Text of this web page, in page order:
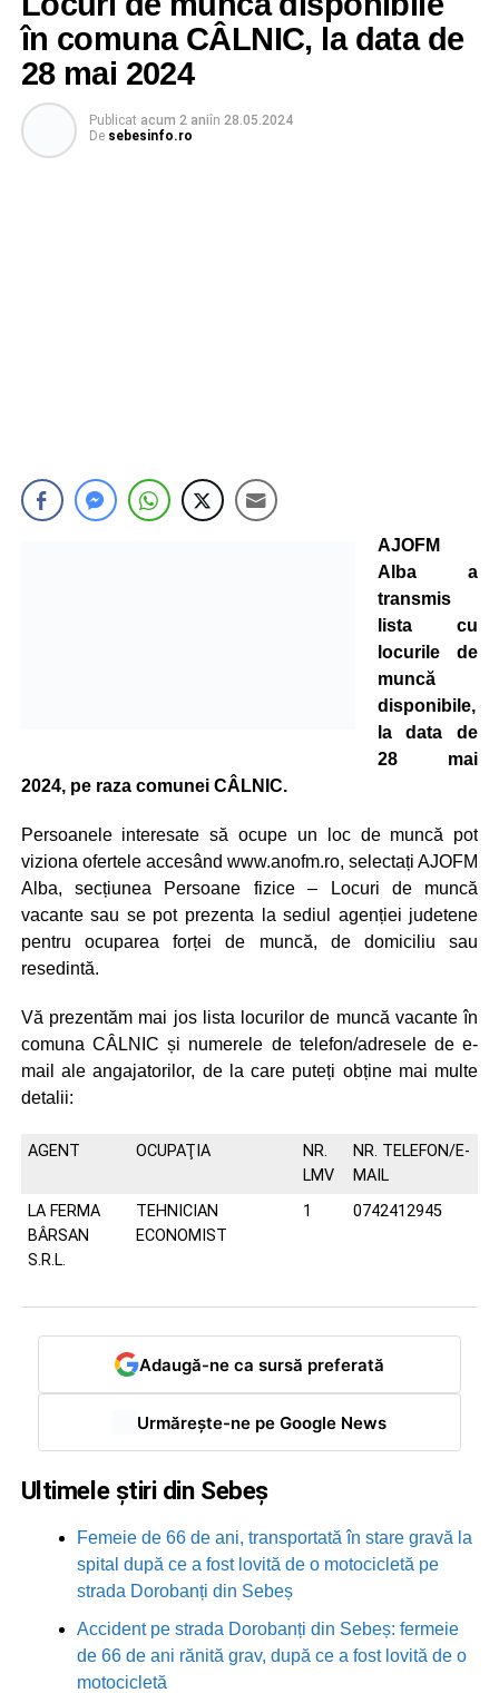
în comuna CÂLNIC, la data de
28 mai 2024
Publicat acum 2 aniîn 28.05.2024
De sebesinfo.ro
AJOFM
Alba a
transmis
lista cu
locurile de
muncă
disponibile,
la data de
28 mai
2024, pe raza comunei CÂLNIC.
Persoanele interesate să ocupe un loc de muncă pot
viziona ofertele accesând www.anofm.ro, selectați AJOFM
Alba, secțiunea Persoane fizice – Locuri de muncă
vacante sau se pot prezenta la sediul agenției judetene
pentru ocuparea forței de muncă, de domiciliu sau
resedintă.
Vă prezentăm mai jos lista locurilor de muncă vacante în
comuna CÂLNIC și numerele de telefon/adresele de e-
mail ale angajatorilor, de la care puteți obține mai multe
detalii:
AGENT OCUPAŢIA
NR.
LMV
NR. TELEFON/E-
MAIL
LA FERMA
BÂRSAN
S.R.L.
TEHNICIAN
ECONOMIST
1 0742412945
Adaugă-ne ca sursă preferată
Urmărește-ne pe Google News
Ultimele știri din Sebeș
Femeie de 66 de ani, transportată în stare gravă la
spital după ce a fost lovită de o motocicletă pe
strada Dorobanți din Sebeș
Accident pe strada Dorobanți din Sebeș: fermeie
de 66 de ani rănită grav, după ce a fost lovită de o
motocicletă